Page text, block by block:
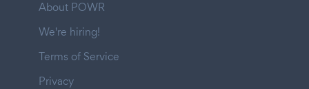
About POWR
We're hiring!
Terms of Service
Privacy